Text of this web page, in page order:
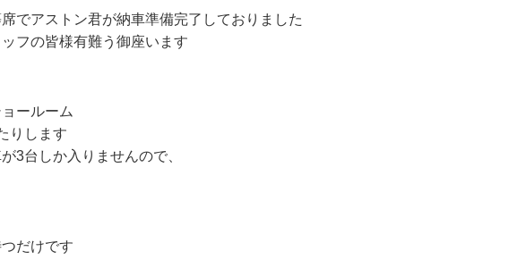
でアストン君が納車準備完了しておりました
フの皆様有難う御座います
ールーム
りします
3台しか入りませんので、
だけです